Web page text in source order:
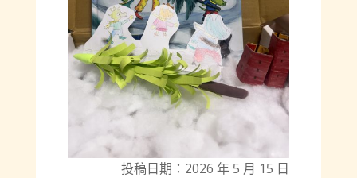
投稿日期：2026 年 5 月 15 日